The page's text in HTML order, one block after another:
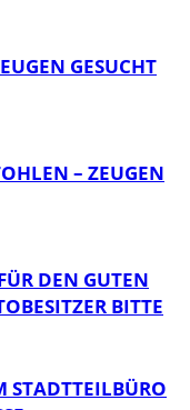
GESUCHT
– ZEUGEN
DEN GUTEN
BITTE
STADTTEILBÜRO